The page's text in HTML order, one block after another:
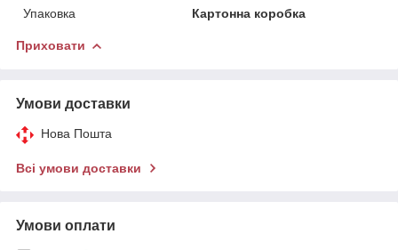
Упаковка
Картонна коробка
Приховати
Умови доставки
Нова Пошта
Всі умови доставки
Умови оплати